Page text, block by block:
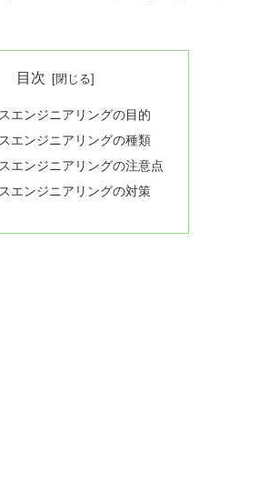
目次
エンジニアリングの目的
エンジニアリングの種類
エンジニアリングの注意点
エンジニアリングの対策